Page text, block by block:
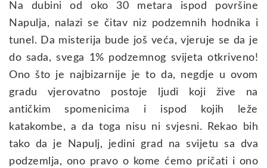
Na dubini od oko 30 metara ispod površine
Napulja, nalazi se čitav niz podzemnih hodnika i
tunel. Da misterija bude još veća, vjeruje se da je
do sada, svega 1% podzemnog svijeta otkriveno!
Ono što je najbizarnije je to da, negdje u ovom
gradu vjerovatno postoje ljudi koji žive na
antičkim spomenicima i ispod kojih leže
katakombe, a da toga nisu ni svjesni. Rekao bih
tako da je Napulj, jedini grad na svijetu sa dva
podzemlja, ono pravo o kome ćemo pričati i ono